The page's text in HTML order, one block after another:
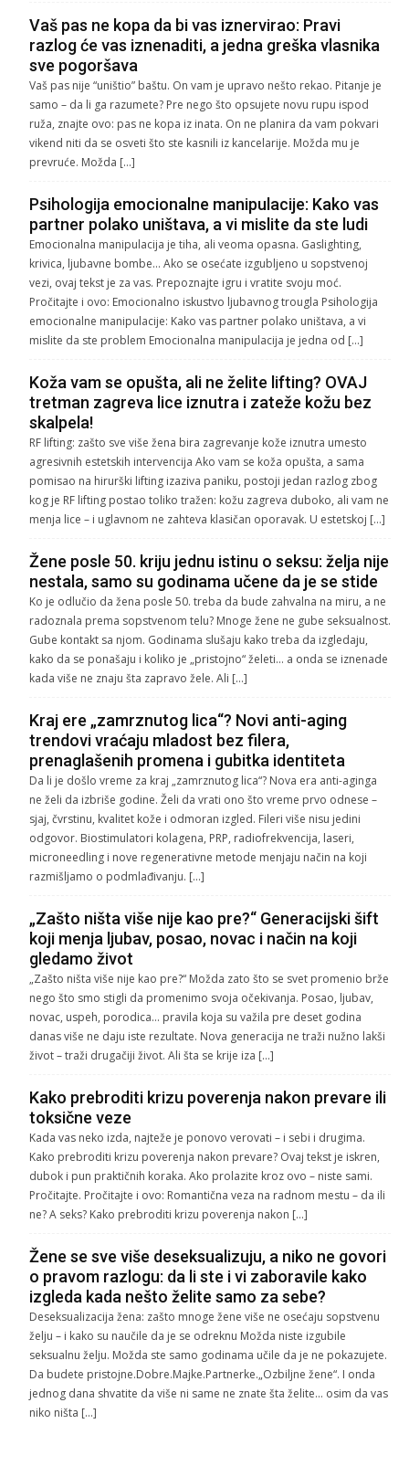
Vaš pas ne kopa da bi vas iznervirao: Pravi
razlog će vas iznenaditi, a jedna greška vlasnika
sve pogoršava
Vaš pas nije “uništio” baštu. On vam je upravo nešto rekao. Pitanje je
samo – da li ga razumete? Pre nego što opsujete novu rupu ispod
ruža, znajte ovo: pas ne kopa iz inata. On ne planira da vam pokvari
vikend niti da se osveti što ste kasnili iz kancelarije. Možda mu je
prevruće. Možda […]
Psihologija emocionalne manipulacije: Kako vas
partner polako uništava, a vi mislite da ste ludi
Emocionalna manipulacija je tiha, ali veoma opasna. Gaslighting,
krivica, ljubavne bombe… Ako se osećate izgubljeno u sopstvenoj
vezi, ovaj tekst je za vas. Prepoznajte igru i vratite svoju moć.
Pročitajte i ovo: Emocionalno iskustvo ljubavnog trougla Psihologija
emocionalne manipulacije: Kako vas partner polako uništava, a vi
mislite da ste problem Emocionalna manipulacija je jedna od […]
Koža vam se opušta, ali ne želite lifting? OVAJ
tretman zagreva lice iznutra i zateže kožu bez
skalpela!
RF lifting: zašto sve više žena bira zagrevanje kože iznutra umesto
agresivnih estetskih intervencija Ako vam se koža opušta, a sama
pomisao na hirurški lifting izaziva paniku, postoji jedan razlog zbog
kog je RF lifting postao toliko tražen: kožu zagreva duboko, ali vam ne
menja lice – i uglavnom ne zahteva klasičan oporavak. U estetskoj […]
Žene posle 50. kriju jednu istinu o seksu: želja nije
nestala, samo su godinama učene da je se stide
Ko je odlučio da žena posle 50. treba da bude zahvalna na miru, a ne
radoznala prema sopstvenom telu? Mnoge žene ne gube seksualnost.
Gube kontakt sa njom. Godinama slušaju kako treba da izgledaju,
kako da se ponašaju i koliko je „pristojno“ želeti… a onda se iznenade
kada više ne znaju šta zapravo žele. Ali […]
Kraj ere „zamrznutog lica“? Novi anti-aging
trendovi vraćaju mladost bez filera,
prenaglašenih promena i gubitka identiteta
Da li je došlo vreme za kraj „zamrznutog lica“? Nova era anti-aginga
ne želi da izbriše godine. Želi da vrati ono što vreme prvo odnese –
sjaj, čvrstinu, kvalitet kože i odmoran izgled. Fileri više nisu jedini
odgovor. Biostimulatori kolagena, PRP, radiofrekvencija, laseri,
microneedling i nove regenerativne metode menjaju način na koji
razmišljamo o podmlađivanju. […]
„Zašto ništa više nije kao pre?“ Generacijski šift
koji menja ljubav, posao, novac i način na koji
gledamo život
„Zašto ništa više nije kao pre?“ Možda zato što se svet promenio brže
nego što smo stigli da promenimo svoja očekivanja. Posao, ljubav,
novac, uspeh, porodica… pravila koja su važila pre deset godina
danas više ne daju iste rezultate. Nova generacija ne traži nužno lakši
život – traži drugačiji život. Ali šta se krije iza […]
Kako prebroditi krizu poverenja nakon prevare ili
toksične veze
Kada vas neko izda, najteže je ponovo verovati – i sebi i drugima.
Kako prebroditi krizu poverenja nakon prevare? Ovaj tekst je iskren,
dubok i pun praktičnih koraka. Ako prolazite kroz ovo – niste sami.
Pročitajte. Pročitajte i ovo: Romantična veza na radnom mestu – da ili
ne? A seks? Kako prebroditi krizu poverenja nakon […]
Žene se sve više deseksualizuju, a niko ne govori
o pravom razlogu: da li ste i vi zaboravile kako
izgleda kada nešto želite samo za sebe?
Deseksualizacija žena: zašto mnoge žene više ne osećaju sopstvenu
želju – i kako su naučile da je se odreknu Možda niste izgubile
seksualnu želju. Možda ste samo godinama učile da je ne pokazujete.
Da budete pristojne.Dobre.Majke.Partnerke.„Ozbiljne žene“. I onda
jednog dana shvatite da više ni same ne znate šta želite… osim da vas
niko ništa […]